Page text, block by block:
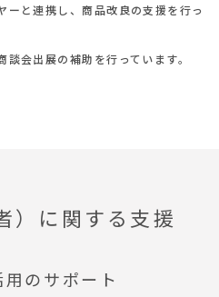
ーと連携し、商品改良の支援を行っ
会出展の補助を行っています。
）に関する支援
のサポート